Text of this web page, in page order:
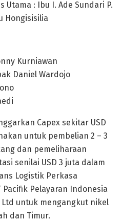
Utama : Ibu I. Ade Sundari P.
Hongisisilia
Kurniawan
Daniel Wardojo
Capex sekitar USD
untuk pembelian 2 – 3
dan pemeliharaan
senilai USD 3 juta dalam
Logistik Perkasa
Pelayaran Indonesia
untuk mengangkut nikel
dan Timur.